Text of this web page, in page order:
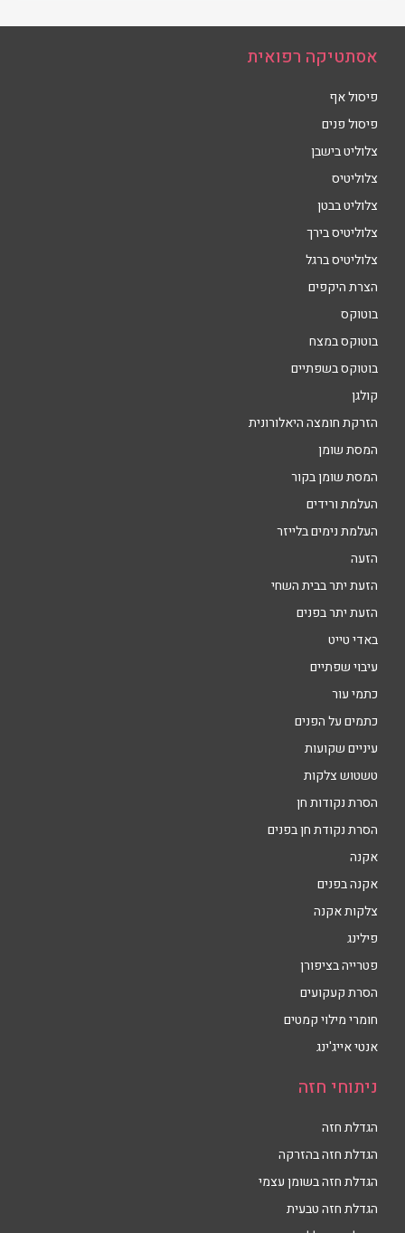
אסתטיקה רפואית
פיסול אף
פיסול פנים
צלוליט בישבן
צלוליטיס
צלוליט בבטן
צלוליטיס בירך
צלוליטיס ברגל
הצרת היקפים
בוטוקס
בוטוקס במצח
בוטוקס בשפתיים
קולגן
הזרקת חומצה היאלורונית
המסת שומן
המסת שומן בקור
העלמת ורידים
העלמת נימים בלייזר
הזעה
הזעת יתר בבית השחי
הזעת יתר בפנים
באדי טייט
עיבוי שפתיים
כתמי עור
כתמים על הפנים
עיניים שקועות
טשטוש צלקות
הסרת נקודות חן
הסרת נקודת חן בפנים
אקנה
אקנה בפנים
צלקות אקנה
פילינג
פטרייה בציפורן
הסרת קעקועים
חומרי מילוי קמטים
אנטי אייג'ינג
ניתוחי חזה
הגדלת חזה
הגדלת חזה בהזרקה
הגדלת חזה בשומן עצמי
הגדלת חזה טבעית